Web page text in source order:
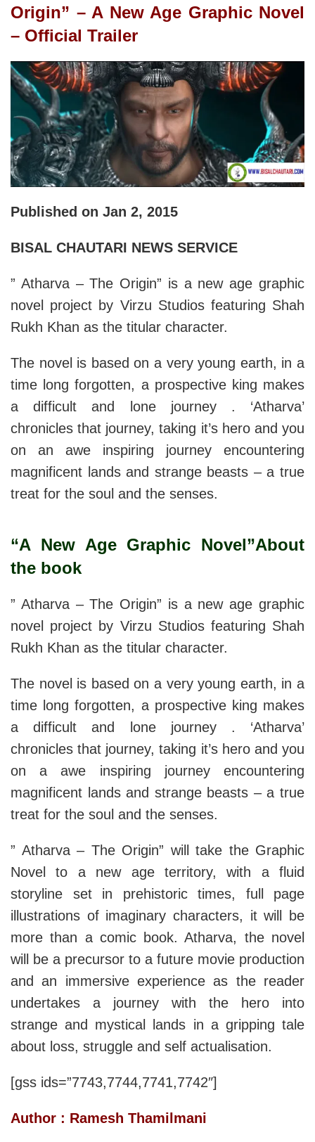
Origin” – A New Age Graphic Novel
– Official Trailer
Published on Jan 2, 2015
BISAL CHAUTARI NEWS SERVICE
” Atharva – The Origin” is a new age graphic
novel project by Virzu Studios featuring Shah
Rukh Khan as the titular character.
The novel is based on a very young earth, in a
time long forgotten, a prospective king makes
a difficult and lone journey . ‘Atharva’
chronicles that journey, taking it’s hero and you
on an awe inspiring journey encountering
magnificent lands and strange beasts – a true
treat for the soul and the senses.
“A New Age Graphic Novel”About
the book
” Atharva – The Origin” is a new age graphic
novel project by Virzu Studios featuring Shah
Rukh Khan as the titular character.
The novel is based on a very young earth, in a
time long forgotten, a prospective king makes
a difficult and lone journey . ‘Atharva’
chronicles that journey, taking it’s hero and you
on a awe inspiring journey encountering
magnificent lands and strange beasts – a true
treat for the soul and the senses.
” Atharva – The Origin” will take the Graphic
Novel to a new age territory, with a fluid
storyline set in prehistoric times, full page
illustrations of imaginary characters, it will be
more than a comic book. Atharva, the novel
will be a precursor to a future movie production
and an immersive experience as the reader
undertakes a journey with the hero into
strange and mystical lands in a gripping tale
about loss, struggle and self actualisation.
[gss ids=”7743,7744,7741,7742″]
Author : Ramesh Thamilmani